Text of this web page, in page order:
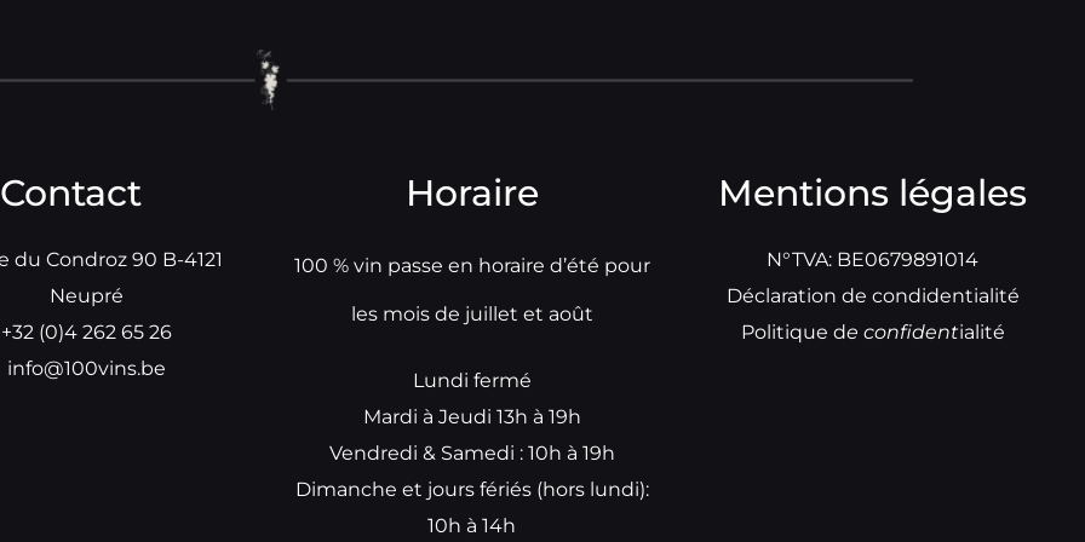
Contact
du Condroz 90 B-4121
Neupré
+32 (0)4 262 65 26
info@100vins.be
Horaire
100 % vin passe en horaire d’été pour
les mois de juillet et août
Lundi fermé
Mardi à Jeudi 13h à 19h
Vendredi & Samedi : 10h à 19h
Dimanche et jours fériés (hors lundi):
10h à 14h
Mentions légales
N°TVA: BE0679891014
Déclaration de condidentialité
Politique de confidentialité